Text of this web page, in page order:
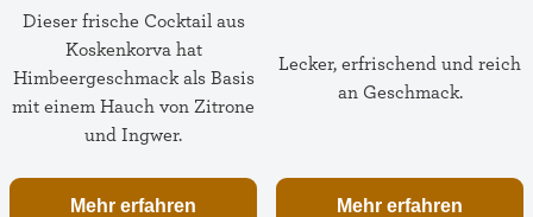
Dieser frische Cocktail aus
Koskenkorva hat
Himbeergeschmack als Basis
mit einem Hauch von Zitrone
und Ingwer.
Mehr erfahren
Lecker, erfrischend und reich
an Geschmack.
Mehr erfahren